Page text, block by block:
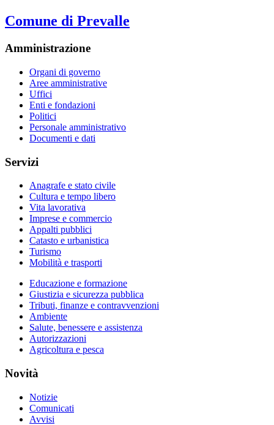
Comune di Prevalle
Amministrazione
Organi di governo
Aree amministrative
Uffici
Enti e fondazioni
Politici
Personale amministrativo
Documenti e dati
Servizi
Anagrafe e stato civile
Cultura e tempo libero
Vita lavorativa
Imprese e commercio
Appalti pubblici
Catasto e urbanistica
Turismo
Mobilità e trasporti
Educazione e formazione
Giustizia e sicurezza pubblica
Tributi, finanze e contravvenzioni
Ambiente
Salute, benessere e assistenza
Autorizzazioni
Agricoltura e pesca
Novità
Notizie
Comunicati
Avvisi